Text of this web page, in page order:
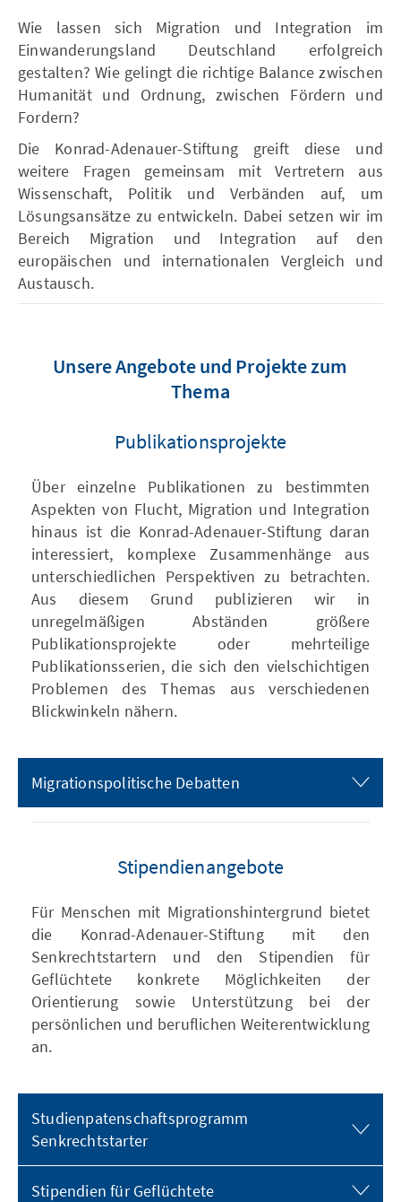
Wie lassen sich Migration und Integration im
Einwanderungsland Deutschland erfolgreich
gestalten? Wie gelingt die richtige Balance zwischen
Humanität und Ordnung, zwischen Fördern und
Fordern?
Die Konrad-Adenauer-Stiftung greift diese und
weitere Fragen gemeinsam mit Vertretern aus
Wissenschaft, Politik und Verbänden auf, um
Lösungsansätze zu entwickeln. Dabei setzen wir im
Bereich Migration und Integration auf den
europäischen und internationalen Vergleich und
Austausch.
Unsere Angebote und Projekte zum
Thema
Publikationsprojekte
Über einzelne Publikationen zu bestimmten
Aspekten von Flucht, Migration und Integration
hinaus ist die Konrad-Adenauer-Stiftung daran
interessiert, komplexe Zusammenhänge aus
unterschiedlichen Perspektiven zu betrachten.
Aus diesem Grund publizieren wir in
unregelmäßigen Abständen größere
Publikationsprojekte oder mehrteilige
Publikationsserien, die sich den vielschichtigen
Problemen des Themas aus verschiedenen
Blickwinkeln nähern.
Migrationspolitische Debatten
Stipendienangebote
Für Menschen mit Migrationshintergrund bietet
die Konrad-Adenauer-Stiftung mit den
Senkrechtstartern und den Stipendien für
Geflüchtete konkrete Möglichkeiten der
Orientierung sowie Unterstützung bei der
persönlichen und beruflichen Weiterentwicklung
an.
Studienpatenschaftsprogramm
Senkrechtstarter
Stipendien für Geflüchtete